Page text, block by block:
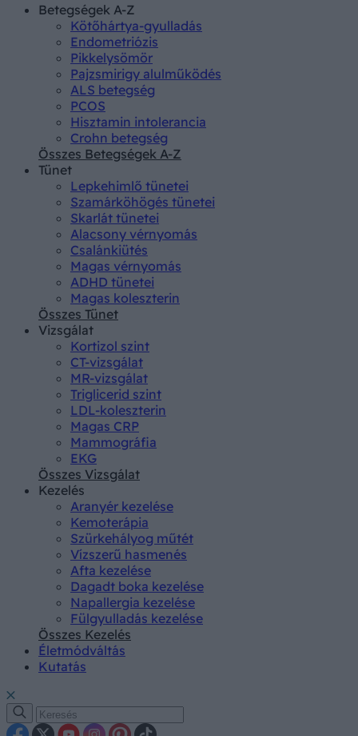
Betegségek A-Z
Kötőhártya-gyulladás
Endometriózis
Pikkelysömör
Pajzsmirigy alulműködés
ALS betegség
PCOS
Hisztamin intolerancia
Crohn betegség
Összes Betegségek A-Z
Tünet
Lepkehimlő tünetei
Szamárköhögés tünetei
Skarlát tünetei
Alacsony vérnyomás
Csalánkiütés
Magas vérnyomás
ADHD tünetei
Magas koleszterin
Összes Tünet
Vizsgálat
Kortizol szint
CT-vizsgálat
MR-vizsgálat
Triglicerid szint
LDL-koleszterin
Magas CRP
Mammográfia
EKG
Összes Vizsgálat
Kezelés
Aranyér kezelése
Kemoterápia
Szürkehályog műtét
Vízszerű hasmenés
Afta kezelése
Dagadt boka kezelése
Napallergia kezelése
Fülgyulladás kezelése
Összes Kezelés
Életmódváltás
Kutatás